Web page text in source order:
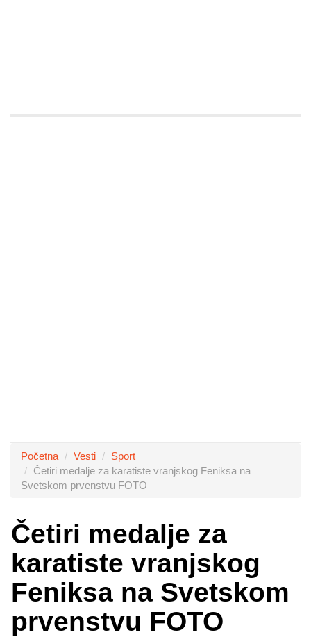
Početna Vesti
Sport
Četiri medalje za karatiste vranjskog Feniksa na
Svetskom prvenstvu FOTO
Četiri medalje za
karatiste vranjskog
Feniksa na Svetskom
prvenstvu FOTO